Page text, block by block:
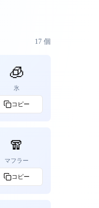
17 個
🧊
氷
コピー
🧣
マフラー
コピー